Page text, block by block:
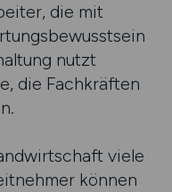
die mit
nutzt
die Fachkräften
viele
können